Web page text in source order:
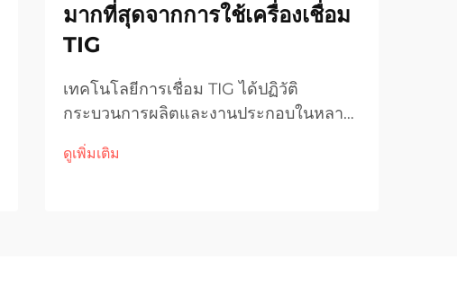
มากที่สุดจากการใช้เครื่องเชื่อม
TIG
เทคโนโลยีการเชื่อม TIG ได้ปฏิวัติ
กระบวนการผลิตและงานประกอบในหลาก
และคุณภาพสูงสุดในการประยุกต์ใช้
ดูเพิ่มเติม